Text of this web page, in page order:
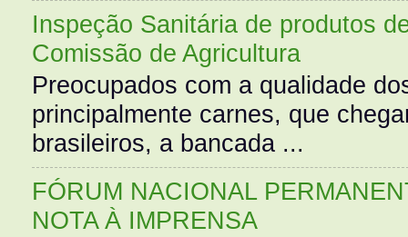
Inspeção Sanitária de produtos
Comissão de Agricultura
Preocupados com a qualidade
principalmente carnes, que
brasileiros, a bancada ...
FÓRUM NACIONAL
NOTA À IMPRENSA